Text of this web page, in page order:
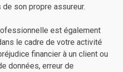
son propre assureur.
est également
le cadre de votre activité
financier à un client ou
données, erreur de